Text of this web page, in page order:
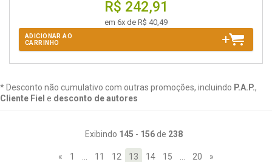
R$ 242,91
em 6x de R$ 40,49
ADICIONAR AO
CARRINHO
* Desconto não cumulativo com outras promoções, incluindo P.A.P.,
Cliente Fiel e desconto de autores
Exibindo 145 - 156de 238
« 1 11 12 13 14 15 20 »